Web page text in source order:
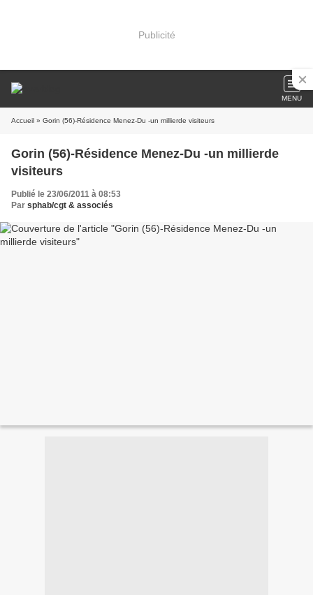
Publicité
MENU
Accueil » Gorin (56)-Résidence Menez-Du -un millierde visiteurs
Gorin (56)-Résidence Menez-Du -un millierde
visiteurs
Publié le 23/06/2011 à 08:53
Par sphab/cgt & associés